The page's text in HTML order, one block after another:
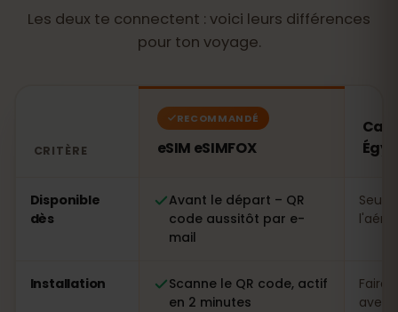
Les deux te connectent : voici leurs différences
pour ton voyage.
CRITÈRE
RECOMMANDÉ
eSIM eSIMFOX
Disponible
dès
Avant le départ – QR
code aussitôt par e-
mail
Installation
Scanne le QR code, actif
en 2 minutes
Faire
avec